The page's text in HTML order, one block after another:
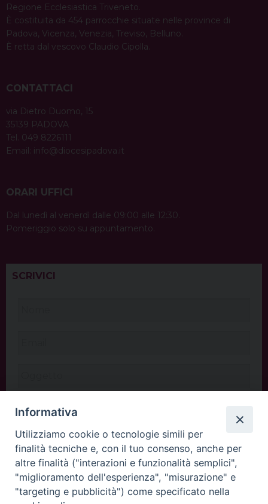
Regione Ecclesiastica Triveneto.
È costituita da 454 parrocchie situate nelle province di
Padova, Vicenza, Venezia, Treviso, Belluno.
È retta dal vescovo Claudio Cipolla.
CONTATTACI
via Dietro Duomo, 15
35139 PADOVA
Tel. 049 8226111
Email: info@diocesipadova.it
ORARI UFFICI
Dal lunedì al venerdì dalle 09:00 alle 12:30.
Pomeriggio solo su appuntamento.
SCRIVICI
Informativa
Utilizziamo cookie o tecnologie simili per
finalità tecniche e, con il tuo consenso, anche per
altre finalità ("interazioni e funzionalità semplici",
"miglioramento dell'esperienza", "misurazione" e
"targeting e pubblicità") come specificato nella